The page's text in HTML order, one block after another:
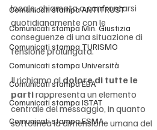
Comunicati stampa ANTITRUST
Comunicati stampa Min. Giustizia
Comunicati stampa TURISMO
Comunicati stampa Università
Comunicati stampa EBA
Comunicati stampa ISTAT
Comunicati stampa ESMA
locale, chiamata a confrontarsi
quotidianamente con le
conseguenze di una situazione di
tensione prolungata.
Il richiamo al dolore di tutte le
parti rappresenta un elemento
centrale del messaggio, in quanto
sottolinea la dimensione umana del